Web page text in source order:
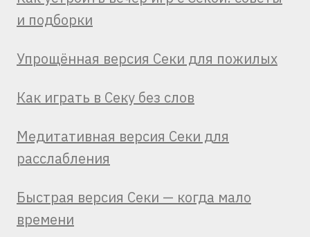
и подборки
Упрощённая версия Секи для пожилых
Как играть в Секу без слов
Медитативная версия Секи для
расслабления
Быстрая версия Секи — когда мало
времени